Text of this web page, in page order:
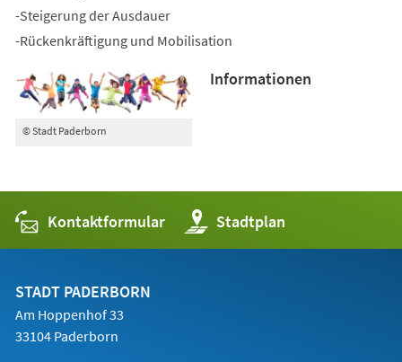
-Steigerung der Ausdauer
-Rückenkräftigung und Mobilisation
© Stadt Paderborn
Informationen
Kontaktformular Stadtplan
(Öffnet
in
einem
STADT PADERBORN
Am Hoppenhof 33
33104 Paderborn